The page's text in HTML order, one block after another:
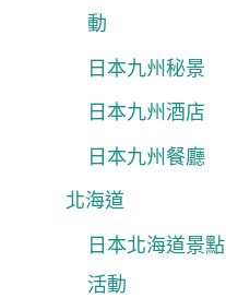
動
日本九州秘景
日本九州酒店
日本九州餐廳
北海道
日本北海道景點
活動